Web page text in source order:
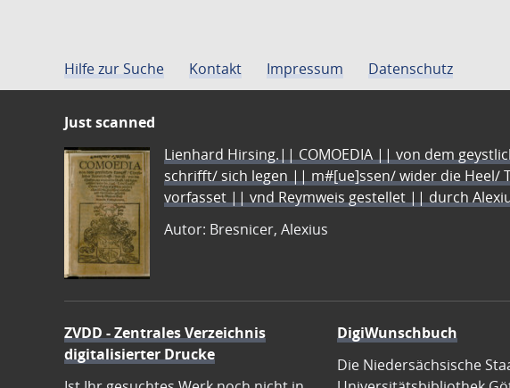
Hilfe zur Suche Kontakt Impressum Datenschutz
Just scanned
Lienhard Hirsing.|| COMOEDIA || von dem
schrifft/ sich legen || m#[ue]ssen/ wider die
vorfasset || vnd Reymweis gestellet || durch
Autor: Bresnicer, Alexius
ZVDD - Zentrales Verzeichnis
digitalisierter Drucke
DigiWunschbuch
Die Niedersächsische